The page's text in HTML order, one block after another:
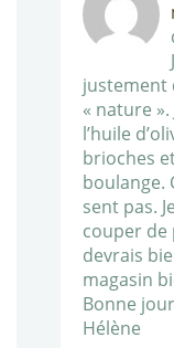
justement
« nature
l’huile
brioches
boulange.
sent pas.
couper de
devrais
magasin
Bonne
Hélène